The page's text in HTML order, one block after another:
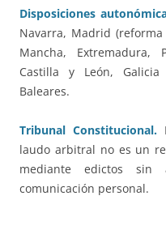
Disposiciones
Navarra, Madrid
Mancha, Extremadura,
Castilla y León,
Baleares.
Tribunal Constitucional.
laudo arbitral no es un
mediante edictos sin
comunicación personal.